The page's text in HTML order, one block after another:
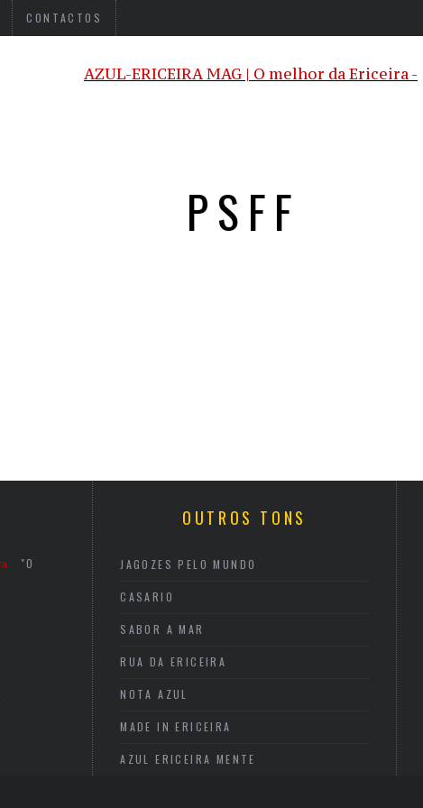
CONTACTOS
PSFF
"O
OUTROS TONS
JAGOZES PELO MUNDO
CASARIO
SABOR A MAR
RUA DA ERICEIRA
NOTA AZUL
MADE IN ERICEIRA
AZUL ERICEIRA MENTE